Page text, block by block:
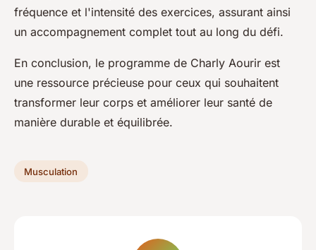
fréquence et l'intensité des exercices, assurant ainsi
un accompagnement complet tout au long du défi.
En conclusion, le programme de Charly Aourir est
une ressource précieuse pour ceux qui souhaitent
transformer leur corps et améliorer leur santé de
manière durable et équilibrée.
Musculation